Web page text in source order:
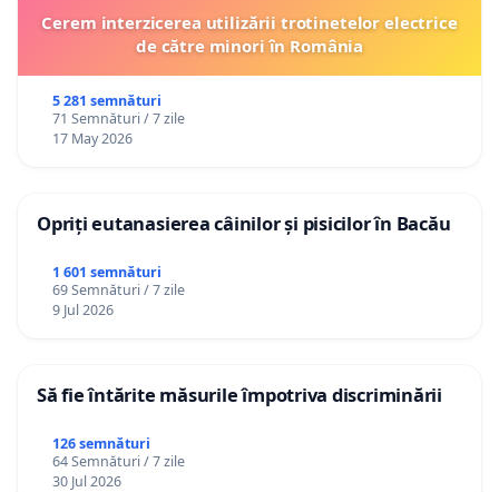
Cerem interzicerea utilizării trotinetelor electrice
de către minori în România
5 281 semnături
71 Semnături / 7 zile
17 May 2026
Opriți eutanasierea câinilor și pisicilor în Bacău
1 601 semnături
69 Semnături / 7 zile
9 Jul 2026
Să fie întărite măsurile împotriva discriminării
126 semnături
64 Semnături / 7 zile
30 Jul 2026